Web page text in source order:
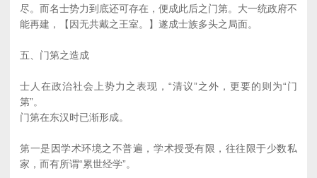
尽。而名士势力到底还可存在，便成此后之门第。大一统政府不
能再建，【因无共戴之王室。】遂成士族多头之局面。
五、门第之造成
士人在政治社会上势力之表现，“清议”之外，更要的则为“门
第”。
门第在东汉时已渐形成。
第一是因学术环境之不普遍，学术授受有限，往往限于少数私
家，而有所谓“累世经学”。